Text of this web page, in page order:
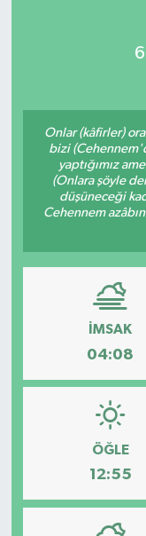
Onlar (kâfirler)
bizi
yaptığımız
(Onlara şöyle
düşüneceği
Cehennem
İMSAK
04:08
ÖĞLE
12:55
ÇEVRE
İLÇELER
RESMİ
KÜLTÜR
TURİZM
BÖLGE
Tüm
Son Dakika